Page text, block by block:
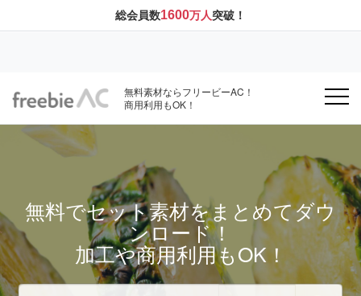
総会員数1600万人突破！
無料素材ならフリービーAC！
商用利用もOK！
無料でセット素材をまとめてダウ
ンロード！
加工や商用利用もOK！